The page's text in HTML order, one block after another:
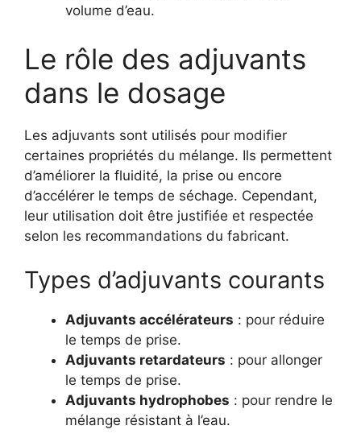
volume d’eau.
Le rôle des adjuvants
dans le dosage
Les adjuvants sont utilisés pour modifier
certaines propriétés du mélange. Ils permettent
d’améliorer la fluidité, la prise ou encore
d’accélérer le temps de séchage. Cependant,
leur utilisation doit être justifiée et respectée
selon les recommandations du fabricant.
Types d’adjuvants courants
Adjuvants accélérateurs : pour réduire
le temps de prise.
Adjuvants retardateurs : pour allonger
le temps de prise.
Adjuvants hydrophobes : pour rendre le
mélange résistant à l’eau.